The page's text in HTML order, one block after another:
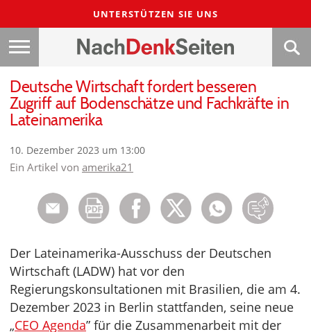
UNTERSTÜTZEN SIE UNS
Deutsche Wirtschaft fordert besseren
Zugriff auf Bodenschätze und Fachkräfte in
Lateinamerika
10. Dezember 2023 um 13:00
Ein Artikel von amerika21
Der Lateinamerika-Ausschuss der Deutschen
Wirtschaft (LADW) hat vor den
Regierungskonsultationen mit Brasilien, die am 4.
Dezember 2023 in Berlin stattfanden, seine neue
„CEO Agenda” für die Zusammenarbeit mit der